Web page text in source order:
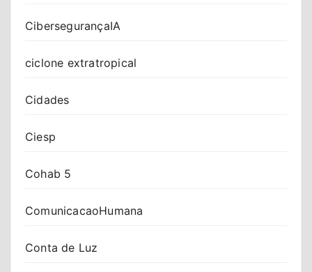
CibersegurançaIA
ciclone extratropical
Cidades
Ciesp
Cohab 5
ComunicacaoHumana
Conta de Luz